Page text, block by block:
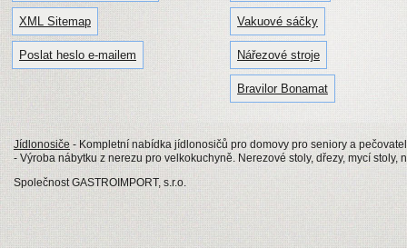
XML Sitemap
Poslat heslo e-mailem
Vakuové sáčky
Nářezové stroje
Bravilor Bonamat
Jídlonosiče - Kompletní nabídka jídlonosičů pro domovy pro seniory a
- Výroba nábytku z nerezu pro velkokuchyně. Nerezové stoly, dřezy, mycí stoly,
Společnost GASTROIMPORT, s.r.o.